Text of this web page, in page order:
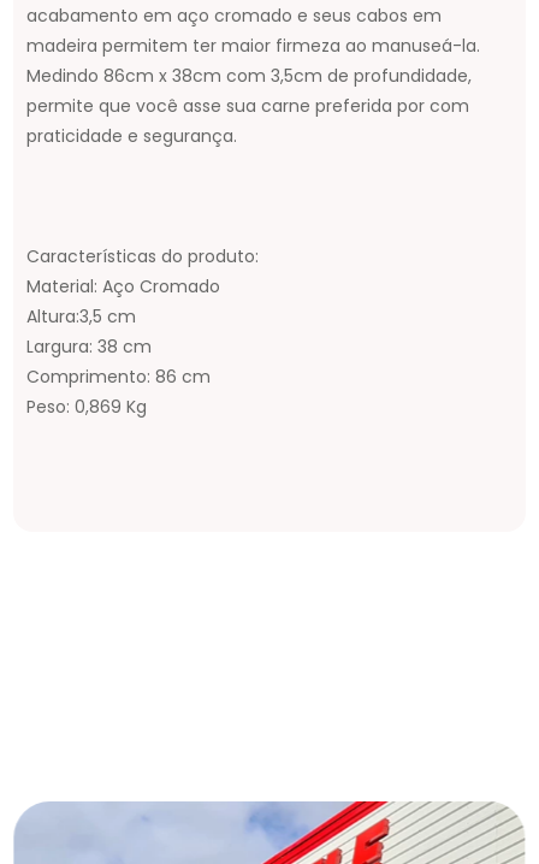
acabamento em aço cromado e seus cabos em
madeira permitem ter maior firmeza ao manuseá-la.
Medindo 86cm x 38cm com 3,5cm de profundidade,
permite que você asse sua carne preferida por com
praticidade e segurança.
Características do produto:
Material: Aço Cromado
Altura:3,5 cm
Largura: 38 cm
Comprimento: 86 cm
Peso: 0,869 Kg